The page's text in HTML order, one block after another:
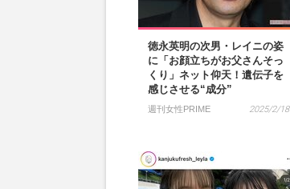
徳永英明の次男・レイニの姿
に「お顔立ちがお父さんそっ
くり」ネット仰天！遺伝子を
感じさせる“成分”
週刊女性PRIME 2025/2/18